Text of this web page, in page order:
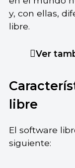
y, con ellas,
libre.
Ver
libre
El software
siguiente: